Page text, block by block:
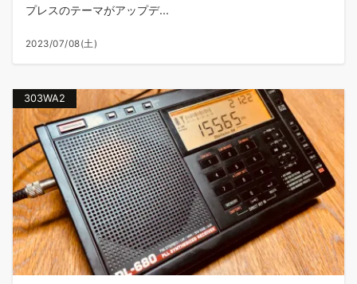
プレスのテーマがアップデ...
2023/07/08(土)
303WA2